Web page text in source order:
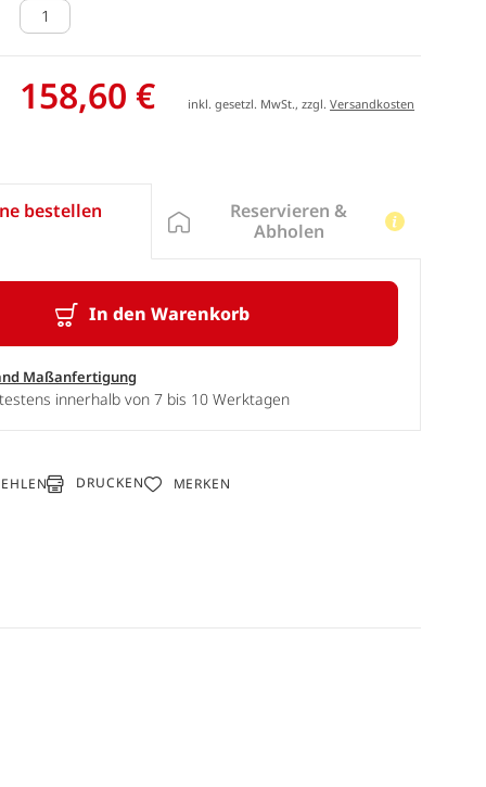
158,60 € inkl. gesetzl. MwSt., zzgl.Versandkosten
bestellen
In den Warenkorb
Maßanfertigung
innerhalb von 7 bis 10 Werktagen
Reservieren &
Abholen
DRUCKEN MERKEN